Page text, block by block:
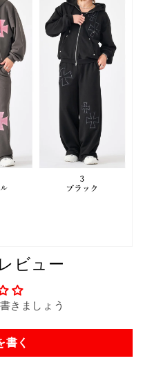
ビュー
きましょう
書く